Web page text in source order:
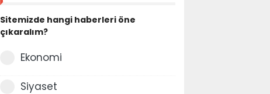
Sitemizde hangi haberleri öne
çıkaralım?
Ekonomi
Siyaset